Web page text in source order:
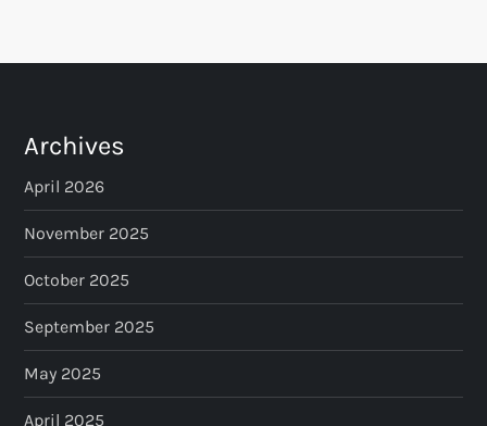
s
p
a
g
i
n
Archives
April 2026
November 2025
October 2025
September 2025
May 2025
April 2025